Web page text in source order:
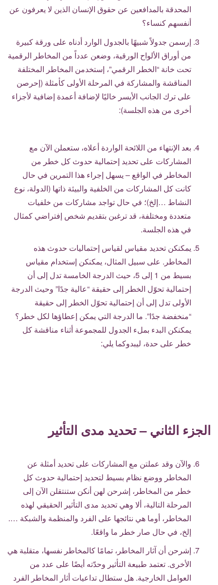
المحدقة بالمدافعين عن حقوق الإنسان الذين لا يعرفون عن
أنفسهم كنساء؟
إرسمن جدولاً شبيهًا بالجدول الوارد أدناه على ورقة كبيرة
من أوراق الألواح الورقية، وضعن عدداً من المخاطر الرقمية
تحت خانة “الخطر الرقمي”، إستخدمن المخاطر المختلفة
المناقشة والمشاركة في المرحلة الأولى كأمثلة (إحرصن
على ترك الجانب الأيسر خاليًا لإضافة أعمدة إضافية لأجزاء
أخرى من هذه الجلسة):
بعد الإنتهاء من اللائحة الواردة أعلاه، ستعملن الآن مع
المشاركات على تحديد إحتمالية حدوث كل خطر من
المخاطر في الواقع – يسهل إجراء هذا التمرين في حال
كانت كل المشاركات من الخلفية والبيئة ذاتها (الدولة، نوع
النشاط …إلخ)؛ في حال تواجد مشاركات من خلفيات
متعددة ومختلفة، قد ترغبن بتقديم شخص إفتراضي كمثال
في هذه الجلسة.
يمكنكن تحديد مقياس لقياس إحتماليات حدوث هذه
المخاطر. على سبيل المثال، يمكنكن إستخدام مقياس
بسيط من 1 إلى 5، حيث الدرجة الخامسة تدل إلى أن
إحتمالية تحوّل الخطر إلى حقيقة “عالية جدًا” وحيث الدرجة
الأولى تدل إلى أن إحتمالية تحوّل الخطر إلى حقيقة
“منخفضة جدًا”. ما الدرجة التي يمكن إعطاؤها لكل خطر؟
يمكنكن البدء بملء الجدول للمجموعة أثناء مناقشة كل
خطر على حدة، ليبدوكما يلي:
الجزء الثاني – تحديد مدى التأثير
والآن وقد عملتن مع المشاركات على تحديد أمثلة عن
المخاطر ووضع نظام بسيط لتحديد إحتمالية حدوث كل
خطر من المخاطر، إشرحن لهن أنكن ستنتقلن الآن إلى
المرحلة التالية، ألا وهي تحديد مدى التأثير الحقيقي لهذه
المخاطر، أوما هي نتائجها على الفرد والمنظمة والشبكة ….
إلخ، في حال صار خطر ما واقعًا.
إشرحن أن آثار المخاطر، تمامًا كالمخاطر نفسها، متقلبة هي
الأخرى. تعتمد طبيعة التأثير وحدّته أيضًا على عدد من
العوامل الخارجية. هل ستطال تداعيات أثار المخاطر الفرد